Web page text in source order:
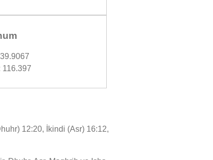
116.397
12:20, İkindi (Asr) 16:12,